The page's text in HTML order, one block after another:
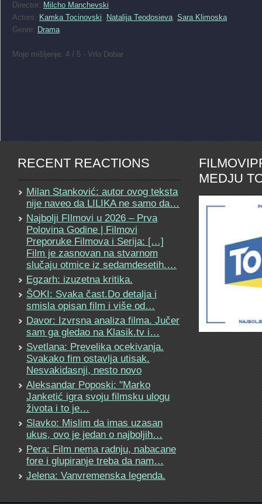
Director: Milcho Manchevski
Actors: Kamka Tocinovski, Natalija Teodosieva, Sara Klimoska
Genre: Drama
Moje mišljenje: 4 / 5 - Vrlo Dobar
RECENT REACTIONS
Milan Stanković: autor ovog teksta
nije naveo da LILIKA ne samo da…
Najbolji FIlmovi u 2026 – Prva
Polovina Godine | Filmovi
Preporuke Filmova i Serija: […]
Film je zasnovan na stvarnom
slučaju otmice iz sedamdesetih.…
Egzarh: izuzetna kritika.
ŠOKI: Svaka čast.Do detalja i
smisla opisan film i više od…
Davor: Izvrsna analiza filma. Jučer
sam ga gledao na Klasik.tv i…
Svetlana: Prevelika ocekivanja.
Svakako fim ostavlja utisak.
Nesvakidasnji, nesto novo
Aleksandar Poposki: "Marko
Janketić igra svoju filmsku ulogu
života i to je…
Slavko: Mislim da imas uzasan
ukus, ovo je jedan o najboljih…
Pera: Film nema radnju, nabacane
fore i glupiranje treba da nam…
Jelena: Vanvremenska legenda.
MEDJU